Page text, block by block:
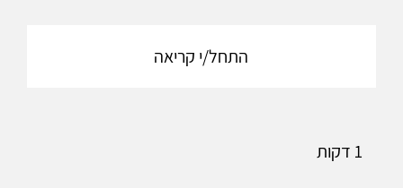
התחל/י קריאה
1 דקות